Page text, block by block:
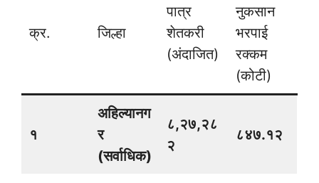
क्र. जिल्हा
पात्र
शेतकरी
(अंदाजित)
नुकसान
भरपाई
रक्कम
(कोटी)
१
अहिल्यानग
र
(सर्वाधिक)
८,२७,२८
२
८४७.१२